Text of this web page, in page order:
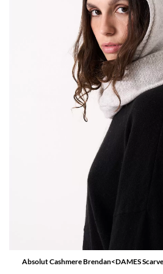
Absolut Cashmere Brendan<DAMES